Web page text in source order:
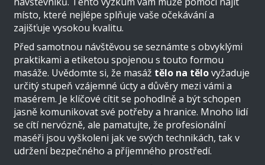
místo, které nejlépe splňuje vaše očekávání a
zajišťuje vysokou kvalitu.
Před samotnou návštěvou se seznámte s obvyklými
praktikami a etiketou spojenou s touto formou
masáže. Uvědomte si, že masáž tělo na tělovyžaduje
určitý stupeň vzájemné úcty a důvěry mezi vámi a
masérem. Je klíčové cítit se pohodlně a být schopen
jasně komunikovat své potřeby a hranice. Mnoho lidí
se cítí nervózně, ale pamatujte, že profesionální
maséři jsou vyškoleni jak ve svých technikách, tak v
udržení bezpečného a příjemného prostředí.